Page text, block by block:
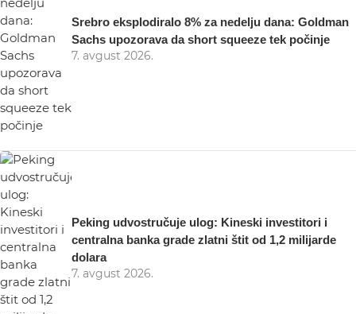
Srebro eksplodiralo 8% za nedelju dana: Goldman
Sachs upozorava da short squeeze tek počinje
7. avgust 2026.
Peking udvostručuje ulog: Kineski investitori i
centralna banka grade zlatni štit od 1,2 milijarde
dolara
7. avgust 2026.